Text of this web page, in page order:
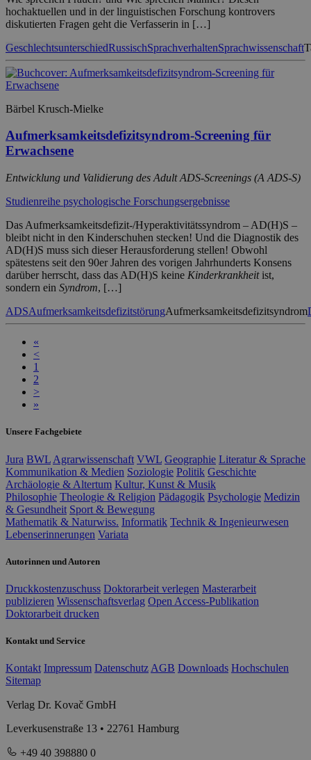
hochaktuellen und in der linguistischen Forschung kontrovers
diskutierten Fragen geht die Verfasserin in […]
GeschlechtsunterschiedRussischSprachverhaltenSprachwissenschaft
Bärbel Krusch-Mielke
Aufmerksamkeitsdefizitsyndrom-Screening für
Erwachsene
Entwicklung und Validierung des Adult ADS-Screenings (A ADS-S)
Studienreihe psychologische Forschungsergebnisse
Das Aufmerksamkeitsdefizit-/Hyperaktivitätssyndrom – AD(H)S –
bleibt nicht in den Kinderschuhen stecken! Und die Diagnostik des
AD(H)S muss sich dieser Herausforderung stellen! Obwohl
spätestens seit den 90er Jahren des vorigen Jahrhunderts Konsens
darüber herrscht, dass das AD(H)S keine Kinderkrankheitist,
sondern ein Syndrom, […]
ADSAufmerksamkeitsdefizitstörungAufmerksamkeitsdefizitsyndrom
«
<
1
2
>
»
Unsere Fachgebiete
Jura BWL Agrarwissenschaft VWL Geographie Literatur & Sprache
Kommunikation & Medien Soziologie Politik Geschichte
Archäologie & Altertum Kultur, Kunst & Musik
Philosophie Theologie & Religion Pädagogik Psychologie Medizin
& Gesundheit Sport & Bewegung
Mathematik & Naturwiss. Informatik Technik & Ingenieurwesen
Lebenserinnerungen Variata
Autorinnen und Autoren
Druckkostenzuschuss Doktorarbeit verlegen Masterarbeit
publizieren Wissenschaftsverlag Open Access-Publikation
Doktorarbeit drucken
Kontakt und Service
Kontakt Impressum Datenschutz AGB Downloads Hochschulen
Sitemap
Verlag Dr. Kovač GmbH
Leverkusenstraße 13 • 22761 Hamburg
+49 40 398880 0